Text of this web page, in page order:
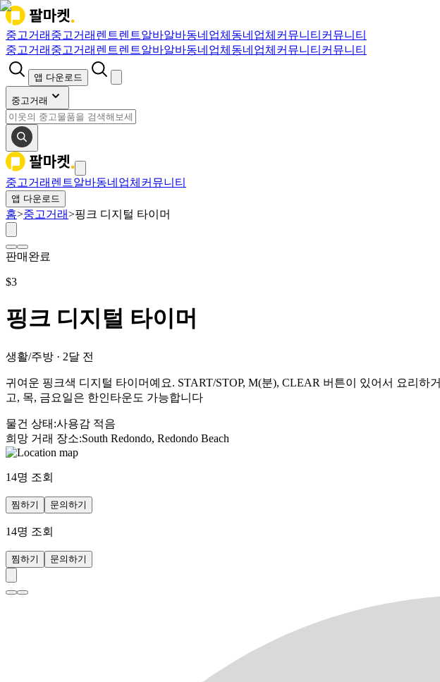
중고거래 중고거래 렌트렌트알바알바동네업체 동네업체 커뮤니티 커뮤니티
중고거래 중고거래 렌트렌트알바알바동네업체 동네업체 커뮤니티 커뮤니티
앱 다운로드
중고거래
중고거래 렌트알바동네업체 커뮤니티
앱 다운로드
홈>중고거래>핑크 디지털 타이머
판매완료
$3
핑크 디지털 타이머
생활/주방 · 2달 전
귀여운 핑크색 디지털 타이머예요. START/STOP, M(분), CLEAR 버튼이 있어서 요리
고, 목, 금요일은 한인타운도 가능합니다
물건 상태 :사용감 적음
희망 거래 장소:South Redondo, Redondo Beach
14명 조회
찜하기 문의하기
14명 조회
찜하기 문의하기